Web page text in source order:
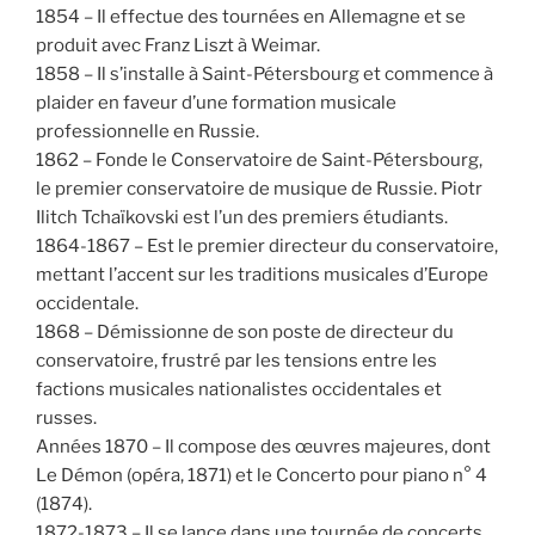
1854 – Il effectue des tournées en Allemagne et se
produit avec Franz Liszt à Weimar.
1858 – Il s’installe à Saint-Pétersbourg et commence à
plaider en faveur d’une formation musicale
professionnelle en Russie.
1862 – Fonde le Conservatoire de Saint-Pétersbourg,
le premier conservatoire de musique de Russie. Piotr
Ilitch Tchaïkovski est l’un des premiers étudiants.
1864-1867 – Est le premier directeur du conservatoire,
mettant l’accent sur les traditions musicales d’Europe
occidentale.
1868 – Démissionne de son poste de directeur du
conservatoire, frustré par les tensions entre les
factions musicales nationalistes occidentales et
russes.
Années 1870 – Il compose des œuvres majeures, dont
Le Démon (opéra, 1871) et le Concerto pour piano n° 4
(1874).